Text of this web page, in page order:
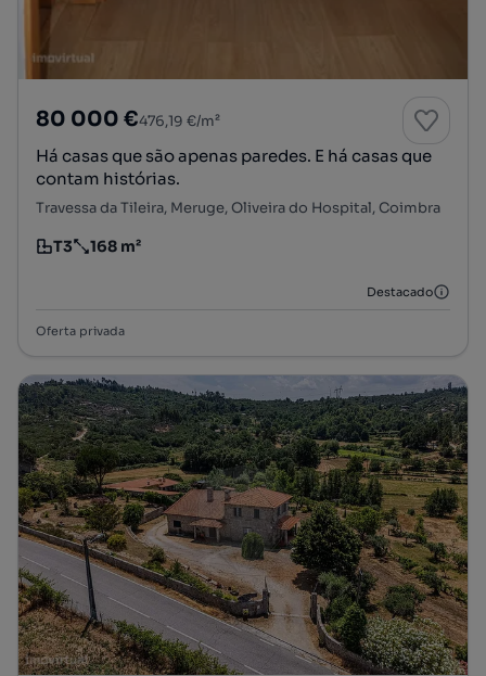
80 000 €476,19 €/m²
Há casas que são apenas paredes. E há casas que
contam histórias.
Travessa da Tileira, Meruge, Oliveira do Hospital, Coimbra
Tipologia
T3
Preço por metro quadrado
168 m²
Destacado
Oferta privada